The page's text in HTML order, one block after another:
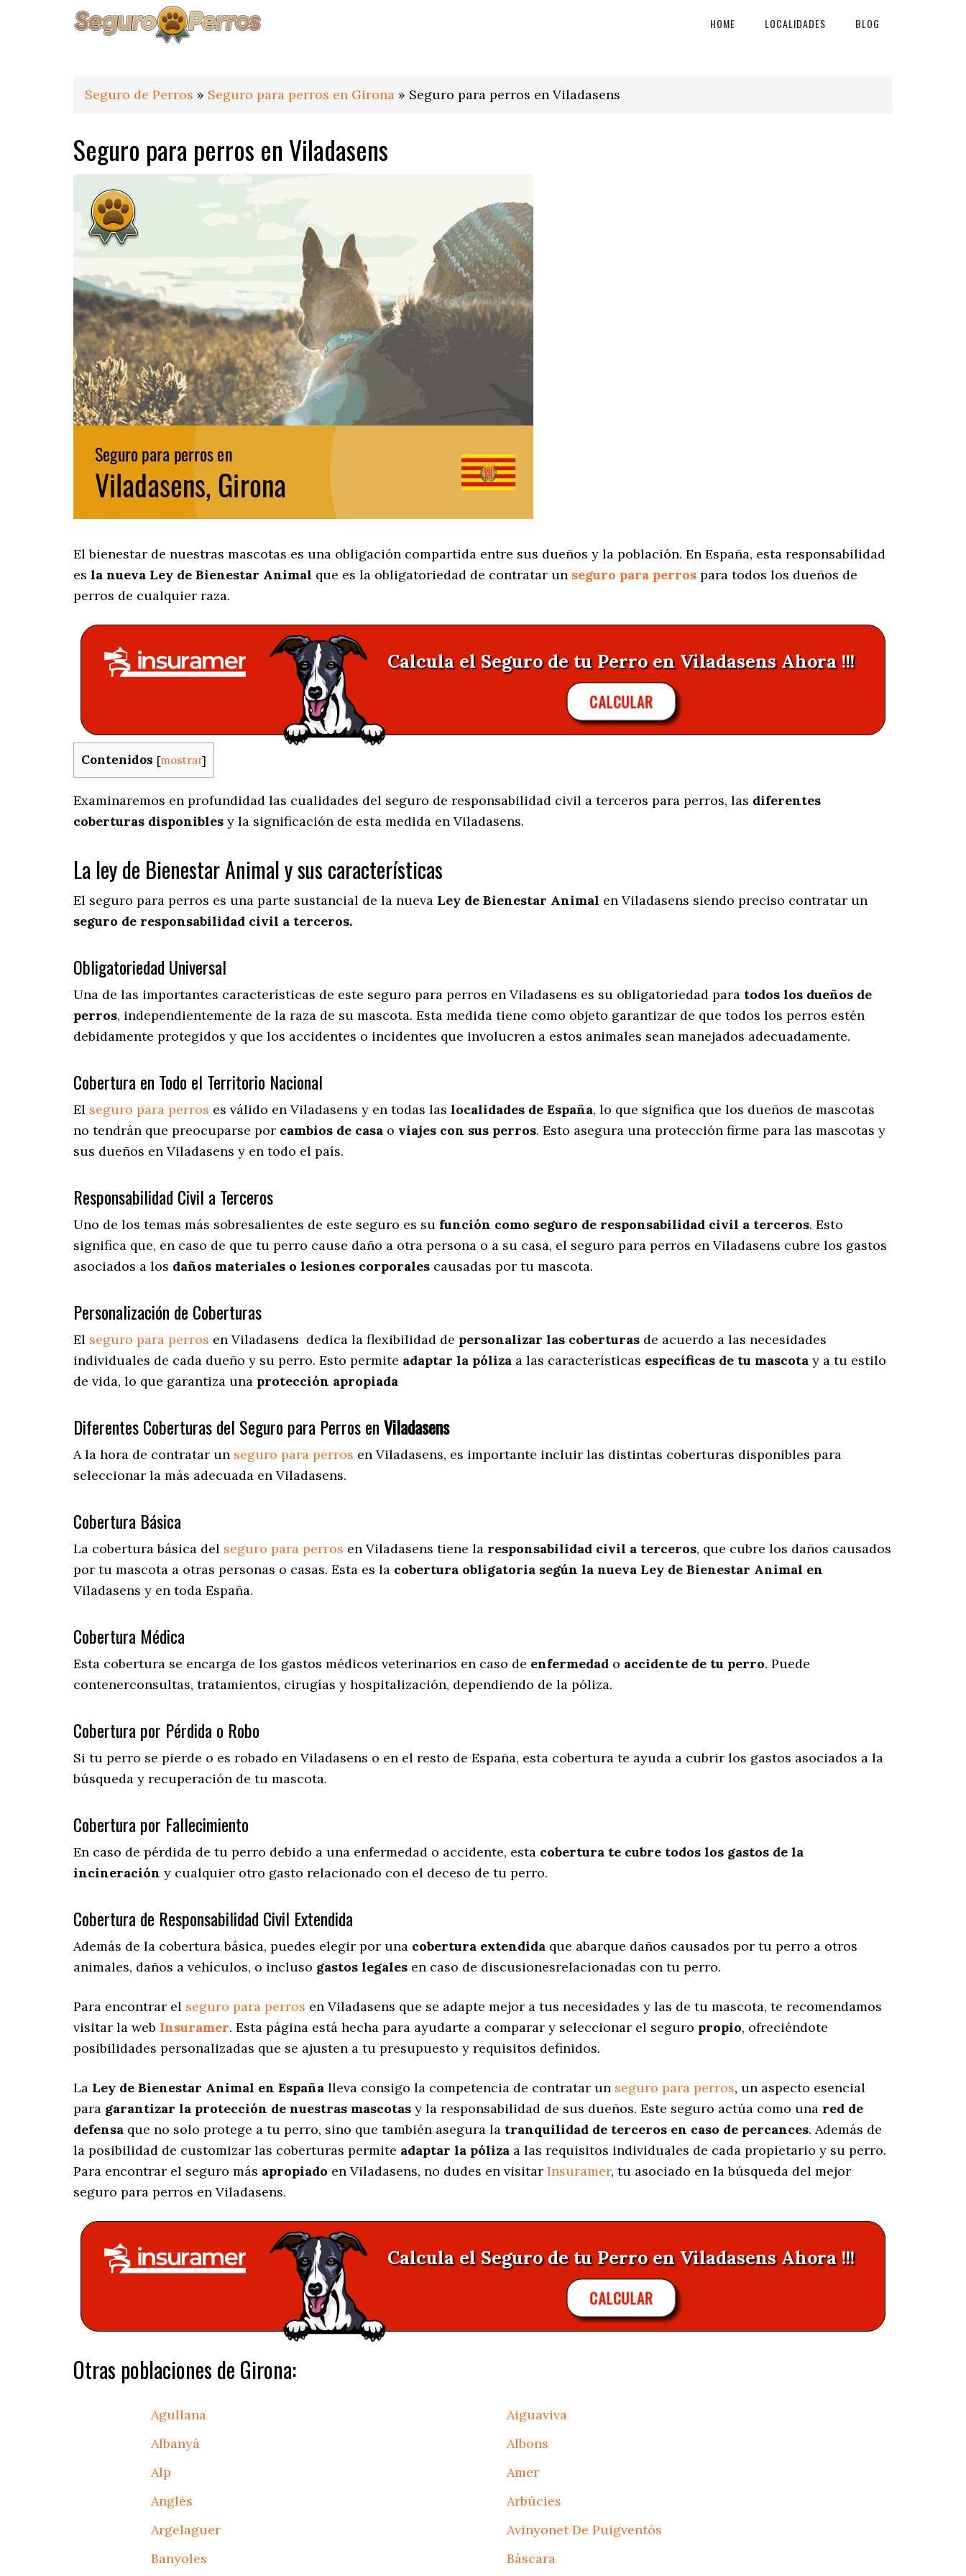
HOME LOCALIDADES BLOG
Seguro de Perros » Seguro para perros en Girona » Seguro para perros en Viladasens
Seguro para perros en Viladasens
El bienestar de nuestras mascotas es una obligación compartida entre sus dueños y la población. En España, esta responsabilidad
es la nueva Ley de Bienestar Animal que es la obligatoriedad de contratar un seguro para perros para todos los dueños de
perros de cualquier raza.
Calcula el Seguro de tu Perro en Viladasens Ahora !!!
CALCULAR
Contenidos [mostrar]
Examinaremos en profundidad las cualidades del seguro de responsabilidad civil a terceros para perros, las diferentes
coberturas disponibles y la significación de esta medida en Viladasens.
La ley de Bienestar Animal y sus características
El seguro para perros es una parte sustancial de la nueva Ley de Bienestar Animal en Viladasens siendo preciso contratar un
seguro de responsabilidad civil a terceros.
Obligatoriedad Universal
Una de las importantes características de este seguro para perros en Viladasens es su obligatoriedad para todos los dueños de
perros, independientemente de la raza de su mascota. Esta medida tiene como objeto garantizar de que todos los perros estén
debidamente protegidos y que los accidentes o incidentes que involucren a estos animales sean manejados adecuadamente.
Cobertura en Todo el Territorio Nacional
El seguro para perros es válido en Viladasens y en todas las localidades de España, lo que significa que los dueños de mascotas
no tendrán que preocuparse por cambios de casa o viajes con sus perros. Esto asegura una protección firme para las mascotas y
sus dueños en Viladasens y en todo el país.
Responsabilidad Civil a Terceros
Uno de los temas más sobresalientes de este seguro es su función como seguro de responsabilidad civil a terceros. Esto
significa que, en caso de que tu perro cause daño a otra persona o a su casa, el seguro para perros en Viladasens cubre los gastos
asociados a los daños materiales o lesiones corporales causadas por tu mascota.
Personalización de Coberturas
El seguro para perros en Viladasens dedica la flexibilidad de personalizar las coberturas de acuerdo a las necesidades
individuales de cada dueño y su perro. Esto permite adaptar la póliza a las características específicas de tu mascota y a tu estilo
de vida, lo que garantiza una protección apropiada
Diferentes Coberturas del Seguro para Perros enViladasens
A la hora de contratar un seguro para perros en Viladasens, es importante incluir las distintas coberturas disponibles para
seleccionar la más adecuada en Viladasens.
Cobertura Básica
La cobertura básica del seguro para perros en Viladasens tiene la responsabilidad civil a terceros, que cubre los daños causados
por tu mascota a otras personas o casas. Esta es la cobertura obligatoria según la nueva Ley de Bienestar Animal en
Viladasens y en toda España.
Cobertura Médica
Esta cobertura se encarga de los gastos médicos veterinarios en caso de enfermedad o accidente de tu perro. Puede
contenerconsultas, tratamientos, cirugías y hospitalización, dependiendo de la póliza.
Cobertura por Pérdida o Robo
Si tu perro se pierde o es robado en Viladasens o en el resto de España, esta cobertura te ayuda a cubrir los gastos asociados a la
búsqueda y recuperación de tu mascota.
Cobertura por Fallecimiento
En caso de pérdida de tu perro debido a una enfermedad o accidente, esta cobertura te cubre todos los gastos de la
incineración y cualquier otro gasto relacionado con el deceso de tu perro.
Cobertura de Responsabilidad Civil Extendida
Además de la cobertura básica, puedes elegir por una cobertura extendida que abarque daños causados por tu perro a otros
animales, daños a vehículos, o incluso gastos legales en caso de discusionesrelacionadas con tu perro.
Para encontrar el seguro para perros en Viladasens que se adapte mejor a tus necesidades y las de tu mascota, te recomendamos
visitar la web Insuramer. Esta página está hecha para ayudarte a comparar y seleccionar el seguro propio, ofreciéndote
posibilidades personalizadas que se ajusten a tu presupuesto y requisitos definidos.
La Ley de Bienestar Animal en España lleva consigo la competencia de contratar un seguro para perros, un aspecto esencial
para garantizar la protección de nuestras mascotas y la responsabilidad de sus dueños. Este seguro actúa como una red de
defensa que no solo protege a tu perro, sino que también asegura la tranquilidad de terceros en caso de percances. Además de
la posibilidad de customizar las coberturas permite adaptar la póliza a las requisitos individuales de cada propietario y su perro.
Para encontrar el seguro más apropiado en Viladasens, no dudes en visitar Insuramer, tu asociado en la búsqueda del mejor
seguro para perros en Viladasens.
Calcula el Seguro de tu Perro en Viladasens Ahora !!!
CALCULAR
Otras poblaciones de Girona:
Agullana
Aiguaviva
Albanyà
Albons
Alp
Amer
Anglès
Arbúcies
Argelaguer
Avinyonet De Puigventós
Banyoles
Bàscara